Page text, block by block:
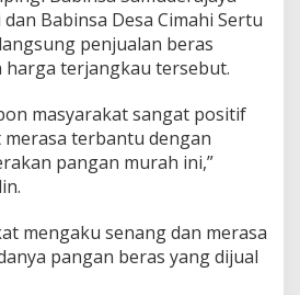
Babinsa Desa Cimahi Sertu
penjualan beras
harga terjangkau tersebut.
masyarakat sangat positif
terbantu dengan
pangan murah ini,”
mengaku senang dan merasa
pangan beras yang dijual